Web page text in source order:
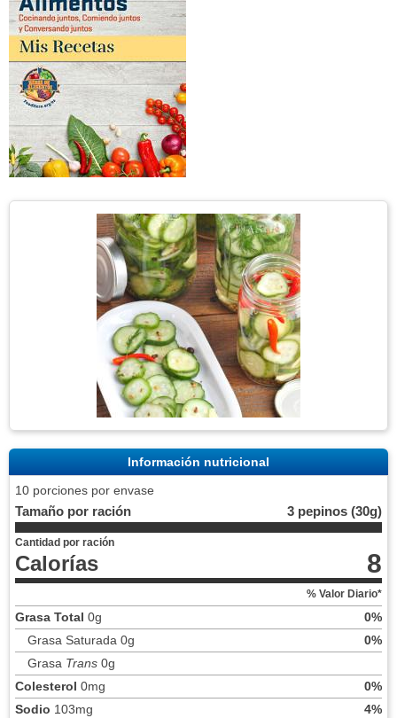
Información nutricional
10 porciones por envase
Tamaño por ración 3 pepinos (30g)
Cantidad por ración
Calorías 8
% Valor Diario*
Grasa Total 0g
0%
Grasa Saturada 0g
0%
Grasa Trans0g
Colesterol 0mg
0%
Sodio 103mg
4%